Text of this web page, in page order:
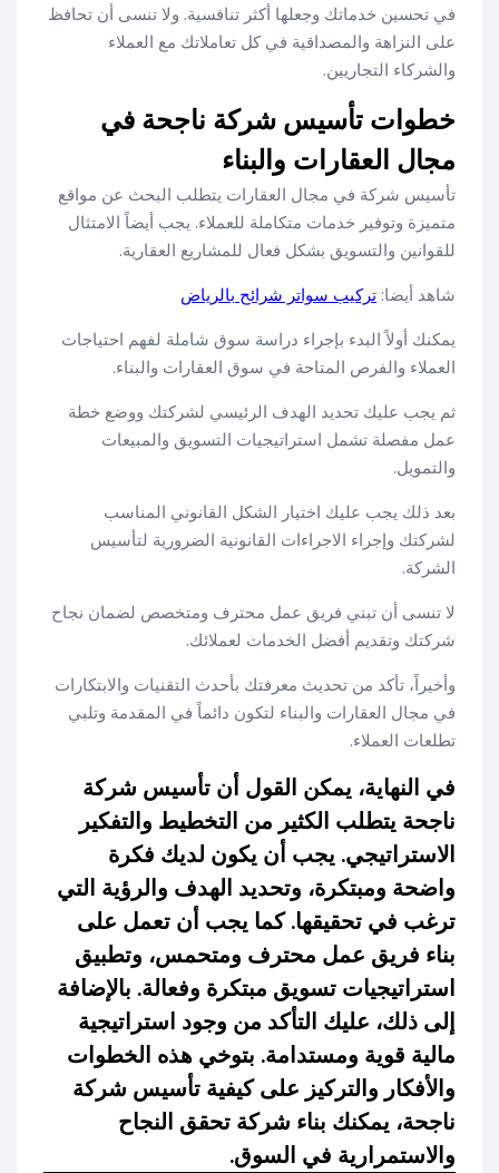
في تحسين خدماتك وجعلها أكثر تنافسية. ولا تنسى أن تحافظ
على النزاهة والمصداقية في كل تعاملاتك مع العملاء
والشركاء التجاريين.
خطوات تأسيس شركة ناجحة في
مجال العقارات والبناء
تأسيس شركة في مجال العقارات يتطلب البحث عن مواقع
متميزة وتوفير خدمات متكاملة للعملاء. يجب أيضاً الامتثال
للقوانين والتسويق بشكل فعال للمشاريع العقارية.
شاهد أيضا: تركيب سواتر شرائح بالرياض
يمكنك أولاً البدء بإجراء دراسة سوق شاملة لفهم احتياجات
العملاء والفرص المتاحة في سوق العقارات والبناء.
ثم يجب عليك تحديد الهدف الرئيسي لشركتك ووضع خطة
عمل مفصلة تشمل استراتيجيات التسويق والمبيعات
والتمويل.
بعد ذلك يجب عليك اختيار الشكل القانوني المناسب
لشركتك وإجراء الاجراءات القانونية الضرورية لتأسيس
الشركة.
لا تنسى أن تبني فريق عمل محترف ومتخصص لضمان نجاح
شركتك وتقديم أفضل الخدمات لعملائك.
وأخيراً، تأكد من تحديث معرفتك بأحدث التقنيات والابتكارات
في مجال العقارات والبناء لتكون دائماً في المقدمة وتلبي
تطلعات العملاء.
في النهاية، يمكن القول أن تأسيس شركة
ناجحة يتطلب الكثير من التخطيط والتفكير
الاستراتيجي. يجب أن يكون لديك فكرة
واضحة ومبتكرة، وتحديد الهدف والرؤية التي
ترغب في تحقيقها. كما يجب أن تعمل على
بناء فريق عمل محترف ومتحمس، وتطبيق
استراتيجيات تسويق مبتكرة وفعالة. بالإضافة
إلى ذلك، عليك التأكد من وجود استراتيجية
مالية قوية ومستدامة. بتوخي هذه الخطوات
والأفكار والتركيز على كيفية تأسيس شركة
ناجحة، يمكنك بناء شركة تحقق النجاح
والاستمرارية في السوق.